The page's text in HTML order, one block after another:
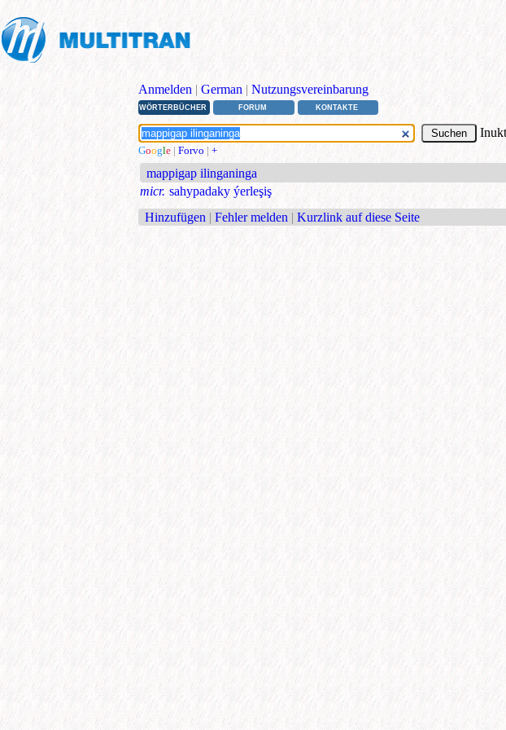
Anmelden | German | Nutzungsvereinbarung
WÖRTERBÜCHER FORUM KONTAKTE
Google | Forvo | +
mappigap ilinganinga
micr. sahypadaky ýerleşiş
Hinzufügen | Fehler melden | Kurzlink auf diese Seite